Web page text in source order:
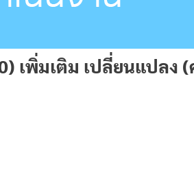
เพิ่มเติม เปลี่ยนแปลง (